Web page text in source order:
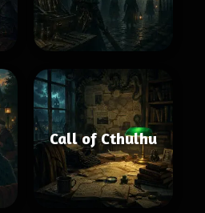
Call of Cthulhu